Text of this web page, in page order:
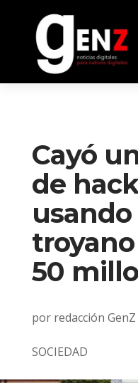
Cayó
de
50
por redacción GenZ
SOCIEDAD